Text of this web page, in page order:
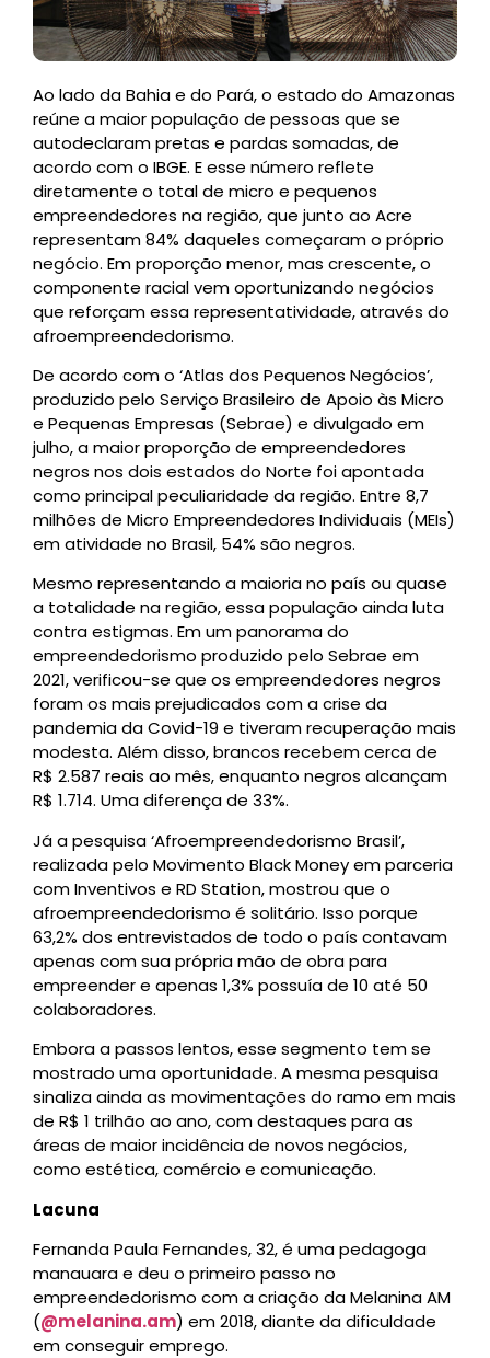
Ao lado da Bahia e do Pará, o estado do Amazonas
reúne a maior população de pessoas que se
autodeclaram pretas e pardas somadas, de
acordo com o IBGE. E esse número reflete
diretamente o total de micro e pequenos
empreendedores na região, que junto ao Acre
representam 84% daqueles começaram o próprio
negócio. Em proporção menor, mas crescente, o
componente racial vem oportunizando negócios
que reforçam essa representatividade, através do
afroempreendedorismo.
De acordo com o ‘Atlas dos Pequenos Negócios’,
produzido pelo Serviço Brasileiro de Apoio às Micro
e Pequenas Empresas (Sebrae) e divulgado em
julho, a maior proporção de empreendedores
negros nos dois estados do Norte foi apontada
como principal peculiaridade da região. Entre 8,7
milhões de Micro Empreendedores Individuais (MEIs)
em atividade no Brasil, 54% são negros.
Mesmo representando a maioria no país ou quase
a totalidade na região, essa população ainda luta
contra estigmas. Em um panorama do
empreendedorismo produzido pelo Sebrae em
2021, verificou-se que os empreendedores negros
foram os mais prejudicados com a crise da
pandemia da Covid-19 e tiveram recuperação mais
modesta. Além disso, brancos recebem cerca de
R$ 2.587 reais ao mês, enquanto negros alcançam
R$ 1.714. Uma diferença de 33%.
Já a pesquisa ‘Afroempreendedorismo Brasil’,
realizada pelo Movimento Black Money em parceria
com Inventivos e RD Station, mostrou que o
afroempreendedorismo é solitário. Isso porque
63,2% dos entrevistados de todo o país contavam
apenas com sua própria mão de obra para
empreender e apenas 1,3% possuía de 10 até 50
colaboradores.
Embora a passos lentos, esse segmento tem se
mostrado uma oportunidade. A mesma pesquisa
sinaliza ainda as movimentações do ramo em mais
de R$ 1 trilhão ao ano, com destaques para as
áreas de maior incidência de novos negócios,
como estética, comércio e comunicação.
Lacuna
Fernanda Paula Fernandes, 32, é uma pedagoga
manauara e deu o primeiro passo no
empreendedorismo com a criação da Melanina AM
(@melanina.am) em 2018, diante da dificuldade
em conseguir emprego.